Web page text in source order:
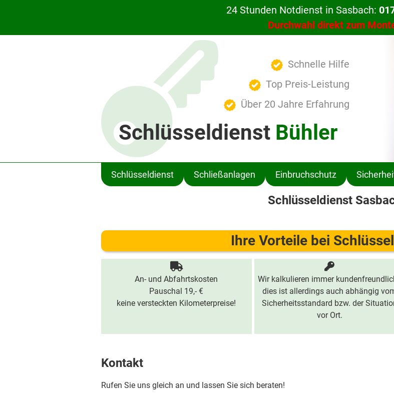
24 Stunden Notdienst in Sasbach:
Durchwahl direkt zum
Schnelle Hilfe
Top Preis-Leistung
Über 20 Jahre Erfahrung
Schlüsseldienst Bühler
Schlüsseldienst Schließanlagen Einbruchschutz
Schlüsseldienst
Ihre Vorteile bei
An- und Abfahrtskosten
Pauschal 19,- €
keine versteckten Kilometerpreise!
Wir kalkulieren immer
dies ist allerdings auch abhängig
Sicherheitsstandard bzw. der
vor Ort.
Kontakt
Rufen Sie uns gleich an und lassen Sie sich beraten!